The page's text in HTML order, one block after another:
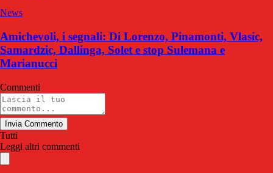
News
Amichevoli, i segnali: Di Lorenzo, Pinamonti, Vlasic,
Samardzic, Dallinga, Solet e stop Sulemana e
Marianucci
Commenti
Invia Commento
Tutti
Leggi altri commenti